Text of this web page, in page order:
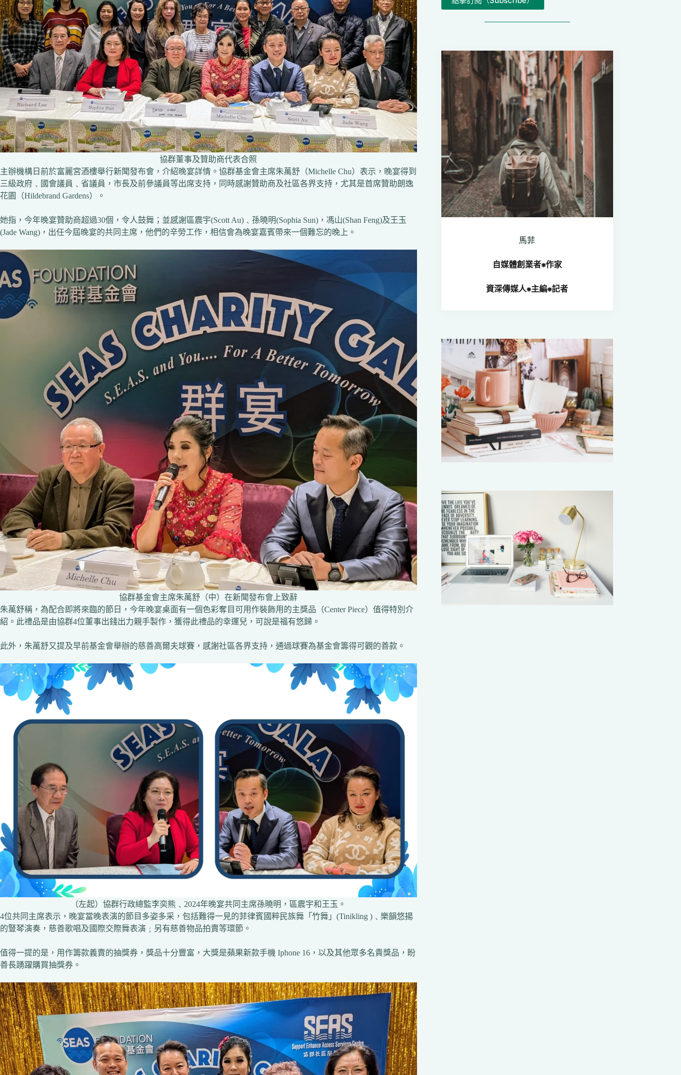
協群董事及贊助商代表合照
主辦機構日前於富麗宮酒樓舉行新聞發布會，介紹晚宴詳情。協群基金會主席朱萬舒（Michelle Chu）表示，晚宴得到
三級政府﹑國會議員﹑省議員，市長及前參議員等出席支持，同時感謝贊助商及社區各界支持，尤其是首席贊助朗逸
花園（Hildebrand Gardens）。
她指，今年晚宴贊助商超過30個，令人鼓舞；並感謝區震宇(Scott Au)﹑孫曉明(Sophia Sun)，馮山(Shan Feng)及王玉
(Jade Wang)，出任今屆晚宴的共同主席，他們的辛勞工作，相信會為晚宴嘉賓帶來一個難忘的晚上。
協群基金會主席朱萬舒（中）在新聞發布會上致辭
朱萬舒稱，為配合即將來臨的節日，今年晚宴桌面有一個色彩奪目可用作裝飾用的主獎品（Center Piece）值得特別介
紹。此禮品是由協群4位董事出錢出力親手製作，獲得此禮品的幸運兒，可說是福有悠歸。
此外，朱萬舒又提及早前基金會舉辦的慈善高爾夫球賽，感謝社區各界支持，通過球賽為基金會籌得可觀的善款。
（左起）協群行政總監李奕熊﹑2024年晚宴共同主席孫曉明，區震宇和王玉。
4位共同主席表示，晚宴當晚表演的節目多姿多采，包括難得一見的菲律賓國粹民族舞「竹舞」(Tinikling )﹑樂韻悠揚
的豎琴演奏，慈善歌唱及國際交際舞表演﹔另有慈善物品拍賣等環節。
值得一提的是，用作籌款義賣的抽獎券，獎品十分豐富，大獎是蘋果新款手機 Iphone 16，以及其他眾多名貴獎品，盼
善長踴躍購買抽獎券。
馬菲
自媒體創業者⁕作家
資深傳媒人⁕主編⁕記者